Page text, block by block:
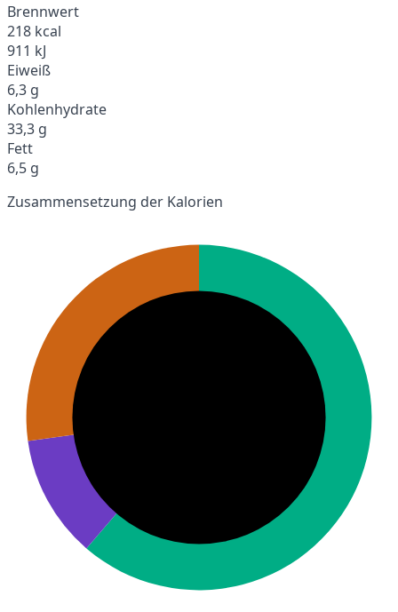
Brennwert
218 kcal
911 kJ
Eiweiß
6,3 g
Kohlenhydrate
33,3 g
Fett
6,5 g
Zusammensetzung der Kalorien